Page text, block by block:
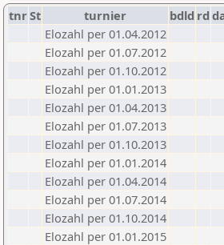
tnrSt turnier bdld rd
Elozahl per 01.04.2012
Elozahl per 01.07.2012
Elozahl per 01.10.2012
Elozahl per 01.01.2013
Elozahl per 01.04.2013
Elozahl per 01.07.2013
Elozahl per 01.10.2013
Elozahl per 01.01.2014
Elozahl per 01.04.2014
Elozahl per 01.07.2014
Elozahl per 01.10.2014
Elozahl per 01.01.2015